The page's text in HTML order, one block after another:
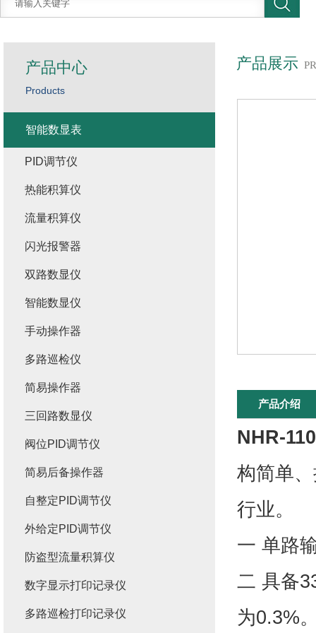
产品展示
产品介绍
NHR-
构简单
行业。
一 单路
二 具备
为0.3%
产品中心
Products
智能数显表
PID调节仪
热能积算仪
流量积算仪
闪光报警器
双路数显仪
智能数显仪
手动操作器
多路巡检仪
简易操作器
三回路数显仪
阀位PID调节仪
简易后备操作器
自整定PID调节仪
外给定PID调节仪
防盗型流量积算仪
数字显示打印记录仪
多路巡检打印记录仪